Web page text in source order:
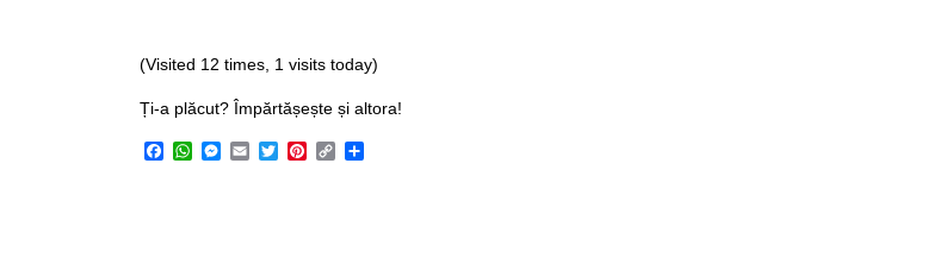
(Visited 12 times, 1 visits today)
Ți-a plăcut? Împărtășește și altora!
Facebook
WhatsApp
Messenger
EmailTwitterPinterest
Copy